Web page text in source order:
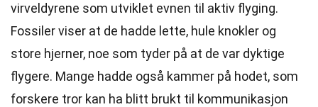
virveldyrene som utviklet evnen til aktiv flyging.
Fossiler viser at de hadde lette, hule knokler og
store hjerner, noe som tyder på at de var dyktige
flygere. Mange hadde også kammer på hodet, som
forskere tror kan ha blitt brukt til kommunikasjon